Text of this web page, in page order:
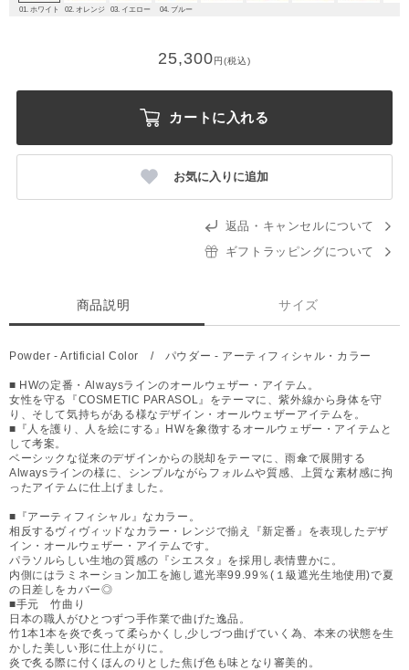
01. ホワイト 02. オレンジ 03. イエロー 04. ブルー
25,300円(税込)
カートに入れる
お気に入りに追加
返品・キャンセルについて
ギフトラッピングについて
商品説明 サイズ
Powder - Artificial Color / パウダー - アーティフィシャル・カラー
■ HWの定番・Alwaysラインのオールウェザー・アイテム。
女性を守る『COSMETIC PARASOL』をテーマに、紫外線から身体を守
り、そして気持ちがある様なデザイン・オールウェザーアイテムを。
■『人を護り、人を絵にする』HWを象徴するオールウェザー・アイテムと
して考案。
ベーシックな従来のデザインからの脱却をテーマに、雨傘で展開する
Alwaysラインの様に、シンプルながらフォルムや質感、上質な素材感に拘
ったアイテムに仕上げました。
■『アーティフィシャル』なカラー。
相反するヴィヴィッドなカラー・レンジで揃え『新定番』を表現したデザ
イン・オールウェザー・アイテムです。
パラソルらしい生地の質感の『シエスタ』を採用し表情豊かに。
内側にはラミネーション加工を施し遮光率99.99％(１級遮光生地使用)で夏
の日差しをカバー◎
■手元 竹曲り
日本の職人がひとつずつ手作業で曲げた逸品。
竹1本1本を炎で炙って柔らかくし,少しづつ曲げていく為、本来の状態を生
かした美しい形に仕上がりに。
炎で炙る際に付くほんのりとした焦げ色も味となり審美的。